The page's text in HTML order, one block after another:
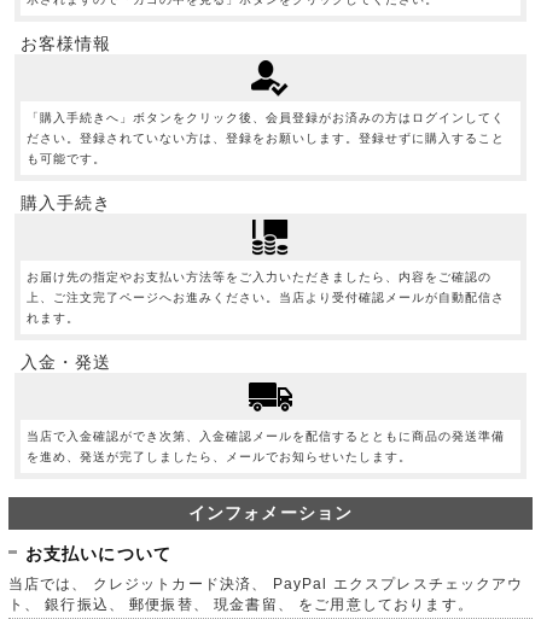
お客様情報
「購入手続きへ」ボタンをクリック後、会員登録がお済みの方はログインしてく
ださい。登録されていない方は、登録をお願いします。登録せずに購入すること
も可能です。
購入手続き
お届け先の指定やお支払い方法等をご入力いただきましたら、内容をご確認の
上、ご注文完了ページへお進みください。当店より受付確認メールが自動配信さ
れます。
入金・発送
当店で入金確認ができ次第、入金確認メールを配信するとともに商品の発送準備
を進め、発送が完了しましたら、メールでお知らせいたします。
インフォメーション
お支払いについて
当店では、 クレジットカード決済、 PayPal エクスプレスチェックアウ
ト、 銀行振込、 郵便振替、 現金書留、 をご用意しております。